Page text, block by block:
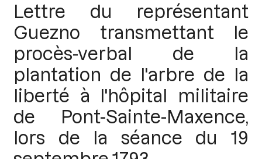
Lettre du représentant
Guezno transmettant le
procès-verbal de la
plantation de l'arbre de la
liberté à l'hôpital militaire
de Pont-Sainte-Maxence,
lors de la séance du 19